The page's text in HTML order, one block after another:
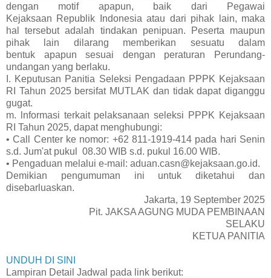
dengan motif apapun, baik dari Pegawai
Kejaksaan Republik Indonesia atau dari pihak lain, maka
hal tersebut adalah tindakan penipuan. Peserta maupun
pihak lain dilarang memberikan sesuatu dalam
bentuk apapun sesuai dengan peraturan Perundang-
undangan yang berlaku.
I. Keputusan Panitia Seleksi Pengadaan PPPK Kejaksaan
RI Tahun 2025 bersifat MUTLAK dan tidak dapat diganggu
gugat.
m. lnformasi terkait pelaksanaan seleksi PPPK Kejaksaan
RI Tahun 2025, dapat menghubungi:
• Call Center ke nomor: +62 811-1919-414 pada hari Senin
s.d. Jum'at pukul 08.30 WIB s.d. pukul 16.00 WIB.
• Pengaduan melalui e-mail: aduan.casn@kejaksaan.go.id.
Demikian pengumuman ini untuk diketahui dan
disebarluaskan.
Jakarta, 19 September 2025
Pit. JAKSA AGUNG MUDA PEMBINAAN
SELAKU
KETUA PANITIA
UNDUH DI SINI
Lampiran Detail Jadwal pada link berikut: